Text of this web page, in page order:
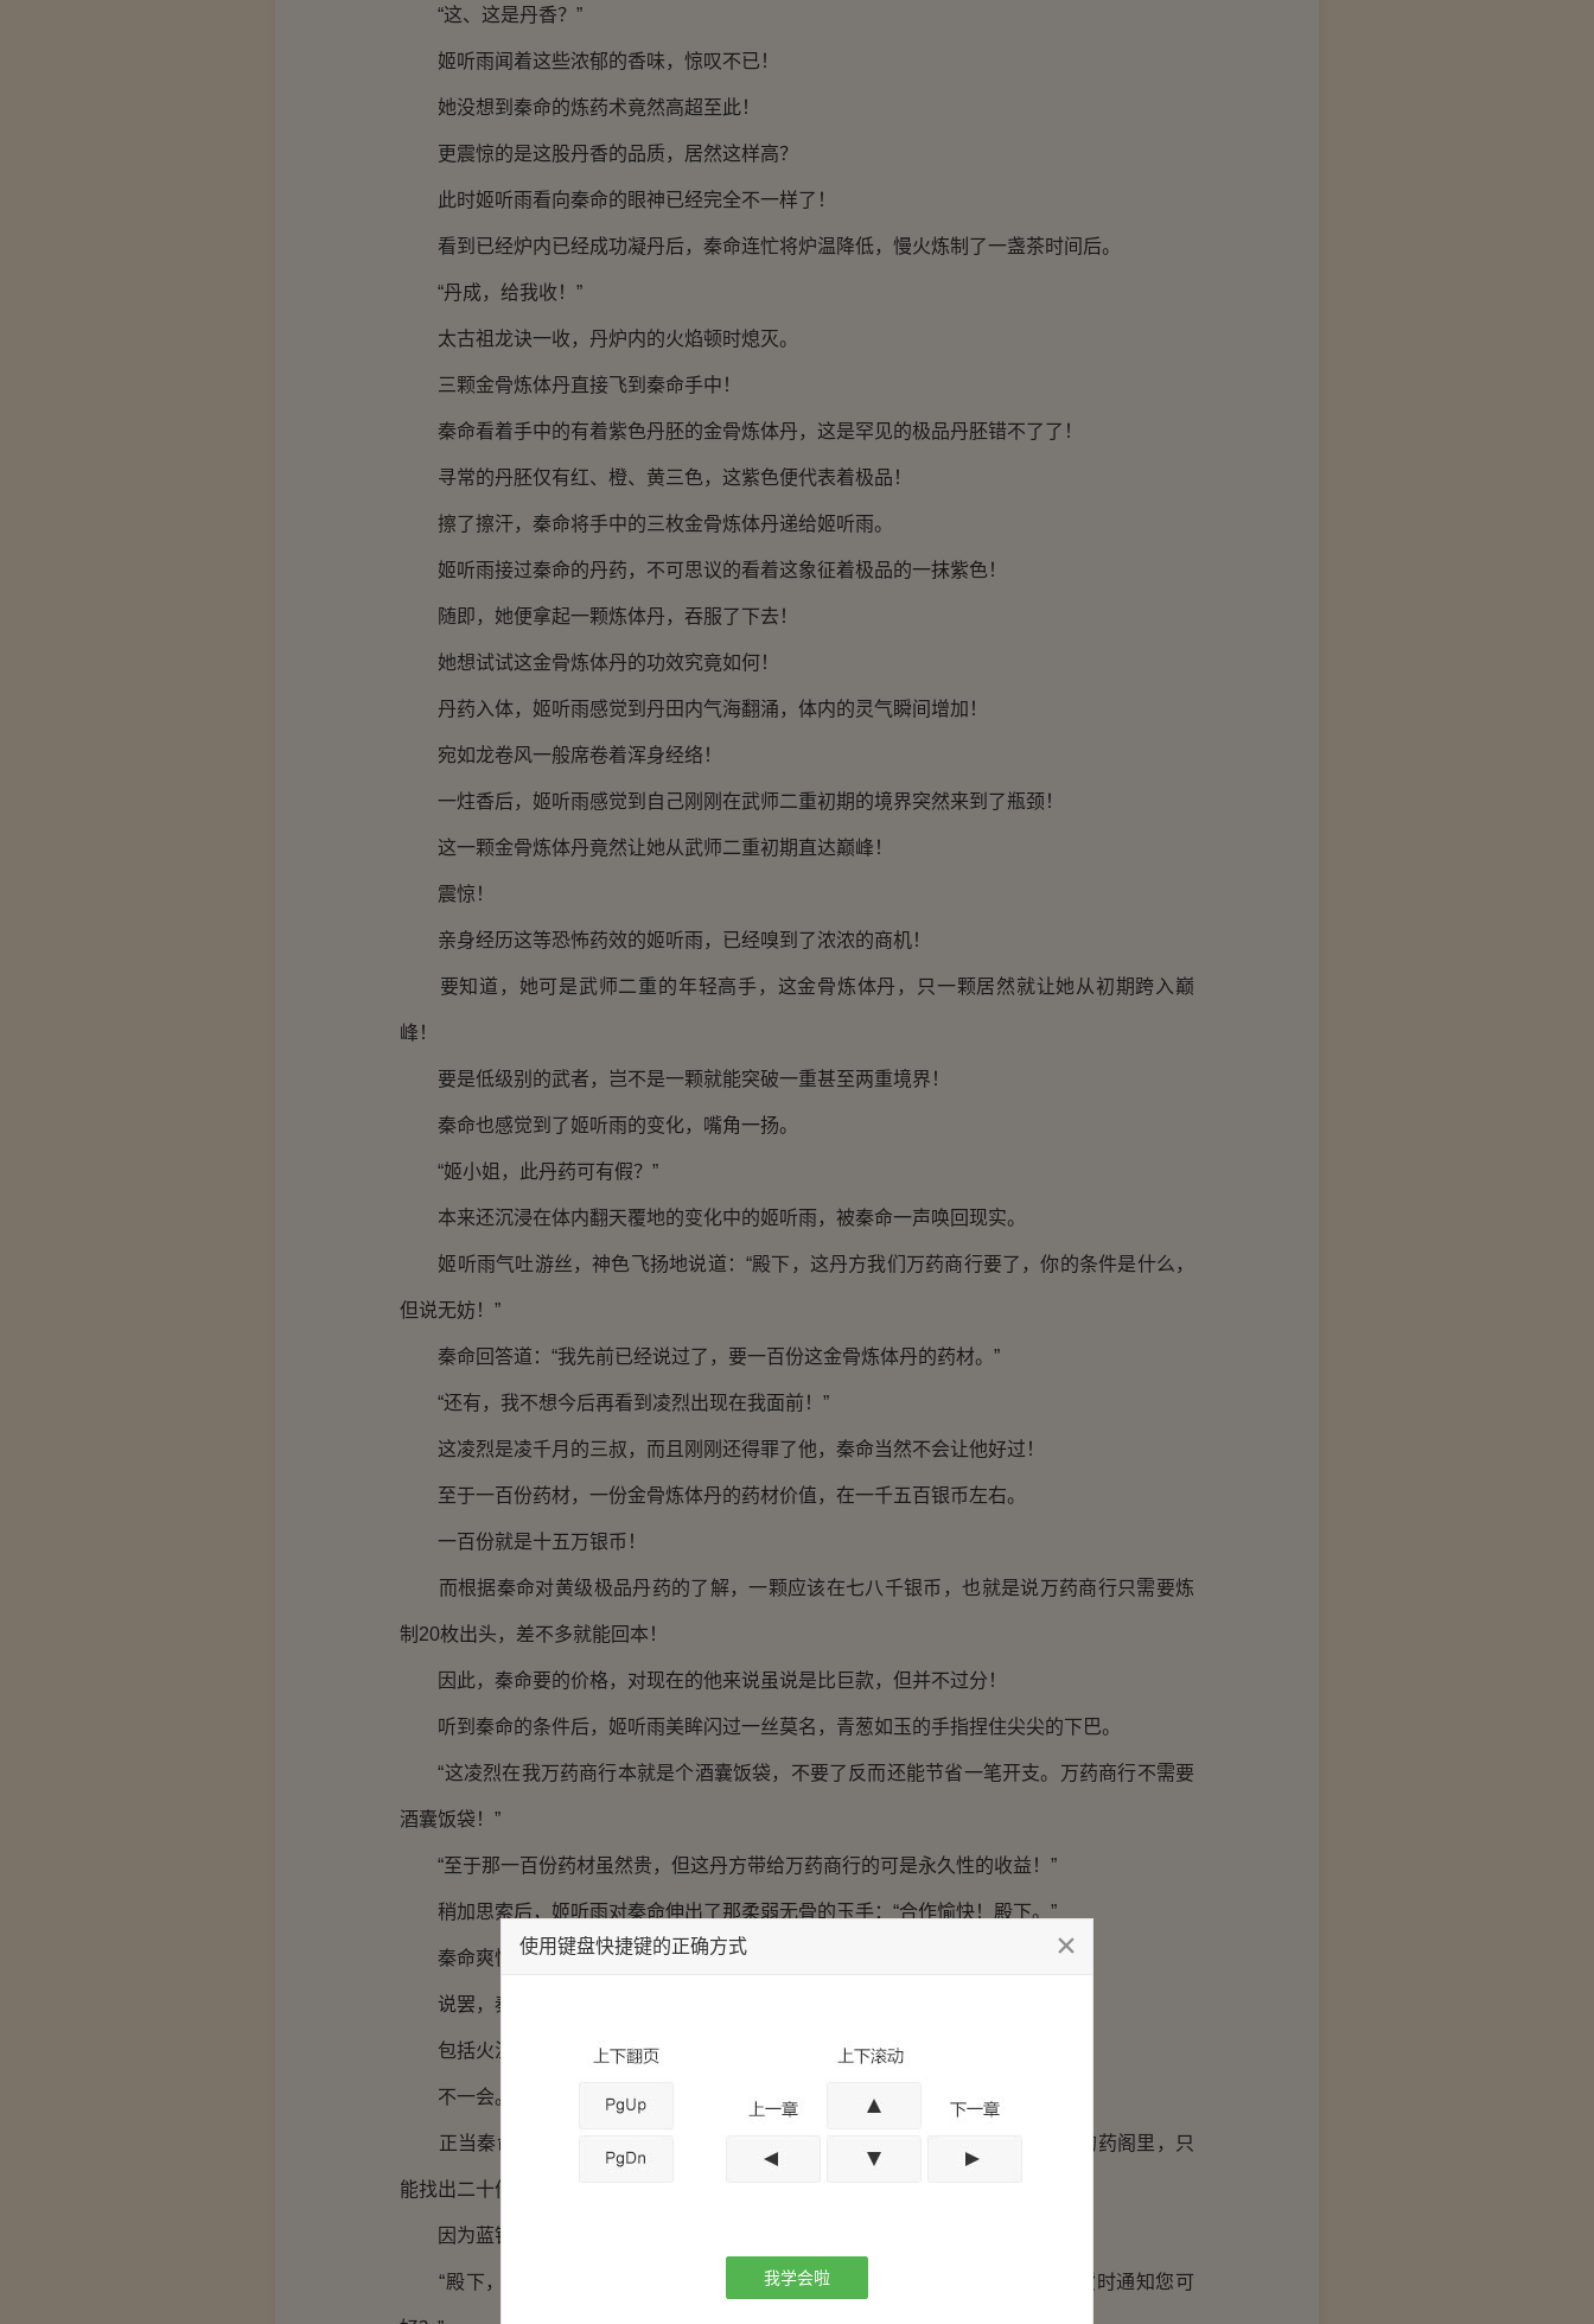
“这、这是丹香？”
姬听雨闻着这些浓郁的香味，惊叹不已！
她没想到秦命的炼药术竟然高超至此！
更震惊的是这股丹香的品质，居然这样高？
此时姬听雨看向秦命的眼神已经完全不一样了！
看到已经炉内已经成功凝丹后，秦命连忙将炉温降低，慢火炼制了一盏茶时间后。
“丹成，给我收！”
太古祖龙诀一收，丹炉内的火焰顿时熄灭。
三颗金骨炼体丹直接飞到秦命手中！
秦命看着手中的有着紫色丹胚的金骨炼体丹，这是罕见的极品丹胚错不了了！
寻常的丹胚仅有红、橙、黄三色，这紫色便代表着极品！
擦了擦汗，秦命将手中的三枚金骨炼体丹递给姬听雨。
姬听雨接过秦命的丹药，不可思议的看着这象征着极品的一抹紫色！
随即，她便拿起一颗炼体丹，吞服了下去！
她想试试这金骨炼体丹的功效究竟如何！
丹药入体，姬听雨感觉到丹田内气海翻涌，体内的灵气瞬间增加！
宛如龙卷风一般席卷着浑身经络！
一炷香后，姬听雨感觉到自己刚刚在武师二重初期的境界突然来到了瓶颈！
这一颗金骨炼体丹竟然让她从武师二重初期直达巅峰！
震惊！
亲身经历这等恐怖药效的姬听雨，已经嗅到了浓浓的商机！
要知道，她可是武师二重的年轻高手，这金骨炼体丹，只一颗居然就让她从初期跨入巅
峰！
要是低级别的武者，岂不是一颗就能突破一重甚至两重境界！
秦命也感觉到了姬听雨的变化，嘴角一扬。
“姬小姐，此丹药可有假？”
本来还沉浸在体内翻天覆地的变化中的姬听雨，被秦命一声唤回现实。
姬听雨气吐游丝，神色飞扬地说道：“殿下，这丹方我们万药商行要了，你的条件是什么，
但说无妨！”
秦命回答道：“我先前已经说过了，要一百份这金骨炼体丹的药材。”
“还有，我不想今后再看到凌烈出现在我面前！”
这凌烈是凌千月的三叔，而且刚刚还得罪了他，秦命当然不会让他好过！
至于一百份药材，一份金骨炼体丹的药材价值，在一千五百银币左右。
一百份就是十五万银币！
而根据秦命对黄级极品丹药的了解，一颗应该在七八千银币，也就是说万药商行只需要炼
制20枚出头，差不多就能回本！
因此，秦命要的价格，对现在的他来说虽说是比巨款，但并不过分！
听到秦命的条件后，姬听雨美眸闪过一丝莫名，青葱如玉的手指捏住尖尖的下巴。
“这凌烈在我万药商行本就是个酒囊饭袋，不要了反而还能节省一笔开支。万药商行不需要
酒囊饭袋！”
“至于那一百份药材虽然贵，但这丹方带给万药商行的可是永久性的收益！”
稍加思索后，姬听雨对秦命伸出了那柔弱无骨的玉手：“合作愉快！殿下。”
秦命爽快大方的和她握了握手：“合作愉快！”
说罢，秦命就在纸上写好丹方的注意事项，交给姬听雨。
包括火温的高低，药材的用量以及投放时间等等注意事项。
不一会。
正当秦命以为能带着一百份药材满载而归的时候，姬听雨却告诉他万药商行的药阁里，只
能找出二十份药材！
因为蓝银草和雪虫草两种药材相当罕见，所以储量并不多。
“殿下，万分抱歉，听雨这里只够二十份的药材了，不如这样，下次我们进货时通知您可
使用键盘快捷键的正确方式
我学会啦